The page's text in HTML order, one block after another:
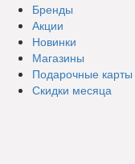
Бренды
Акции
Новинки
Магазины
Подарочные карты
Скидки месяца